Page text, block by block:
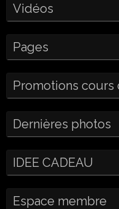
Vidéos
Pages
Promotions cours
Dernières photos
IDEE CADEAU
Espace membre